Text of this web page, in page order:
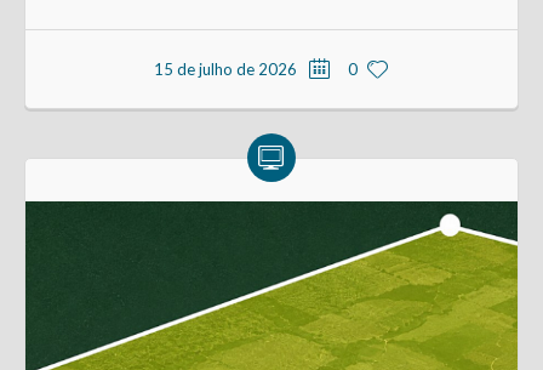
15 de julho de 2026 0